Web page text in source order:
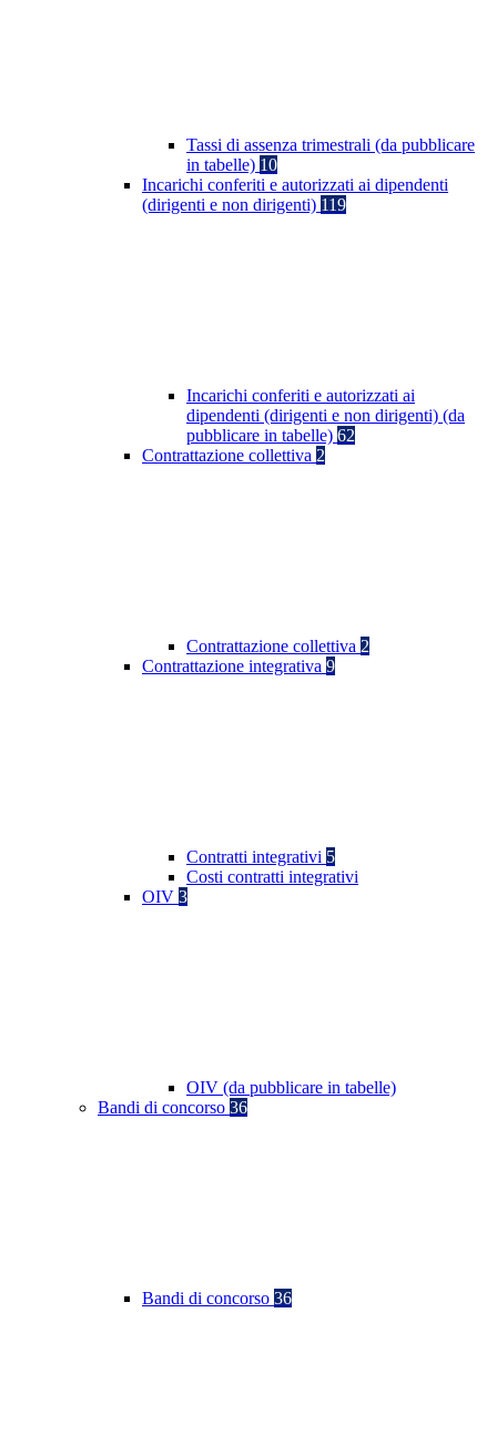
Tassi di assenza trimestrali (da pubblicare
in tabelle) 10
Incarichi conferiti e autorizzati ai dipendenti
(dirigenti e non dirigenti) 119
Incarichi conferiti e autorizzati ai
dipendenti (dirigenti e non dirigenti) (da
pubblicare in tabelle) 62
Contrattazione collettiva 2
Contrattazione collettiva 2
Contrattazione integrativa 9
Contratti integrativi 5
Costi contratti integrativi
OIV 3
OIV (da pubblicare in tabelle)
Bandi di concorso 36
Bandi di concorso 36